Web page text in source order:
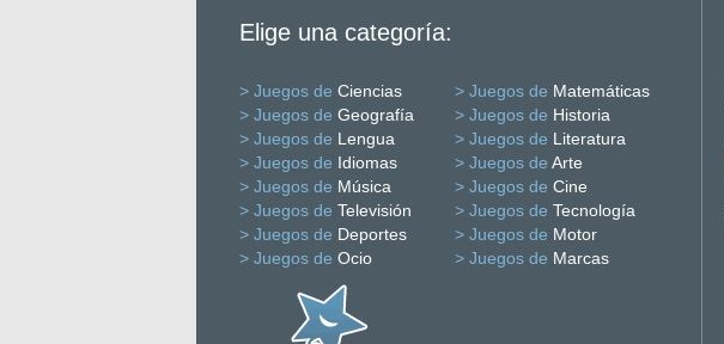
Elige una categoría:
> Juegos de Ciencias > Juegos de Matemáticas
> Juegos de Geografía > Juegos de Historia
> Juegos de Lengua > Juegos de Literatura
> Juegos de Idiomas > Juegos de Arte
> Juegos de Música > Juegos de Cine
> Juegos de Televisión > Juegos de Tecnología
> Juegos de Deportes > Juegos de Motor
> Juegos de Ocio > Juegos de Marcas